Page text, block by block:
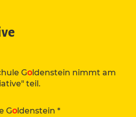
Go ldenstein nimmt am
teil.
Go ldenstein *